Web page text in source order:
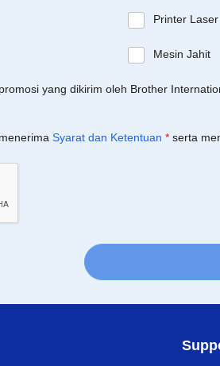
Printer Laser
Mesin Jahit
yang dikirim oleh Brother
Syarat dan Ketentuan * serta